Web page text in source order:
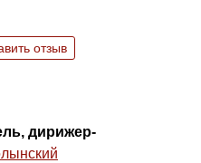
отзыв
дирижер-